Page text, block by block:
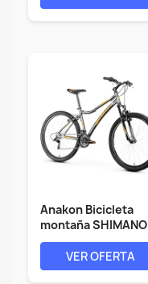
Anakon Bicicleta
montaña SHIMANO
PREMIUM 27.5",...
VER OFERTA